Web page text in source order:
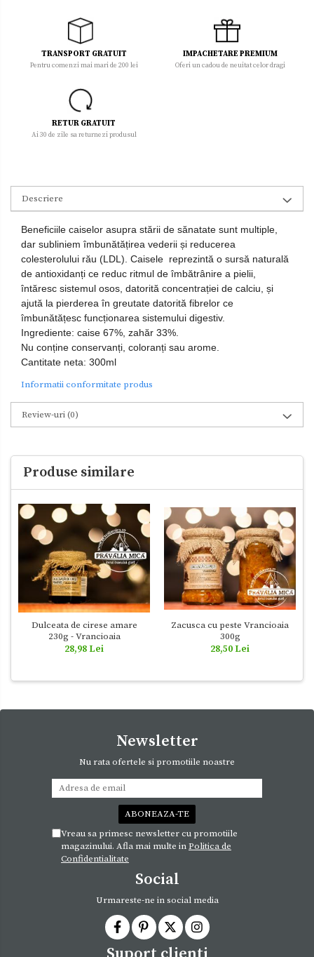
TRANSPORT GRATUIT
Pentru comenzi mai mari de 200 lei
IMPACHETARE PREMIUM
Oferi un cadou de neuitat celor dragi
RETUR GRATUIT
Ai 30 de zile sa returnezi produsul
Descriere
Beneficiile caiselor asupra stării de sănatate sunt multiple,
dar subliniem îmbunătățirea vederii și reducerea
colesterolului rău (LDL). Caisele reprezintă o sursă naturală
de antioxidanți ce reduc ritmul de îmbătrânire a pielii,
întăresc sistemul osos, datorită concentrației de calciu, și
ajută la pierderea în greutate datorită fibrelor ce
îmbunătățesc funcționarea sistemului digestiv.
Ingrediente: caise 67%, zahăr 33%.
Nu conține conservanți, coloranți sau arome.
Cantitate neta: 300ml
Informatii conformitate produs
Review-uri(0)
Produse similare
Dulceata de cirese amare
230g - Vrancioaia
28,98 Lei
Zacusca cu peste Vrancioaia
300g
28,50 Lei
Newsletter
Nu rata ofertele si promotiile noastre
Vreau sa primesc newsletter cu promotiile
magazinului. Afla mai multe inPolitica de
Confidentialitate
Social
Urmareste-ne in social media